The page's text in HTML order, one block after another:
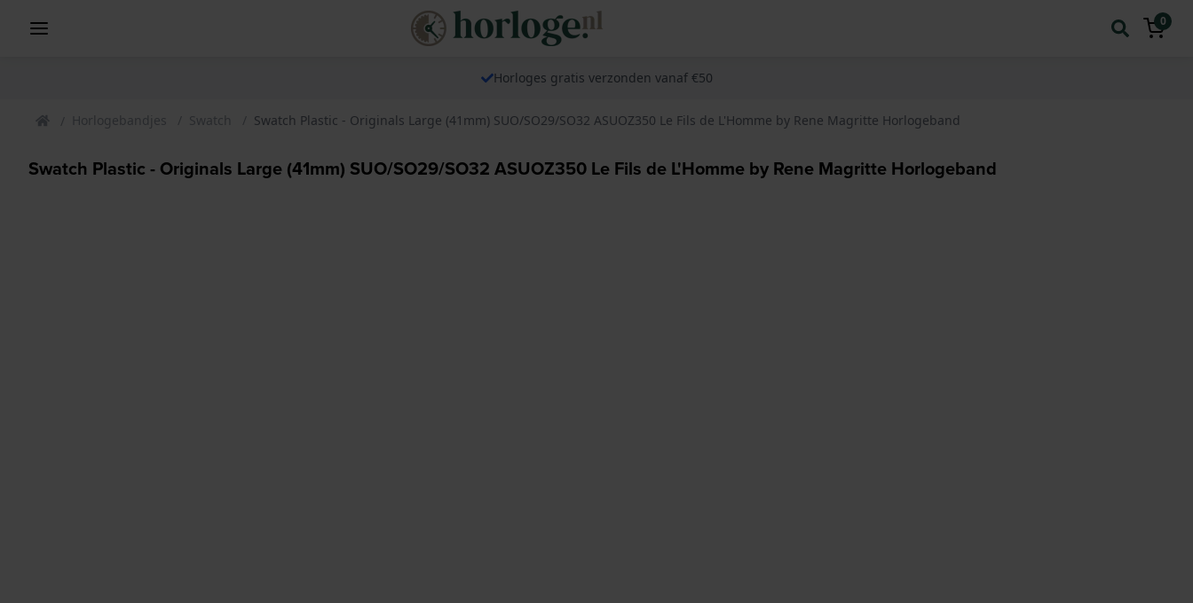
0
Horloges gratis verzonden vanaf €50
Horlogebandjes Swatch Swatch Plastic - Originals Large (41mm) SUO/SO29/SO32 ASUOZ350 Le Fils de L'Homme by Rene Magritte Horlogeband
Swatch Plastic - Originals Large (41mm) SUO/SO29/SO32 ASUOZ350 Le Fils de L'Homme by Rene Magritte Horlogeband